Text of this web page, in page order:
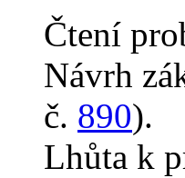
Čtení
Návrh
č. 890).
Lhůta k